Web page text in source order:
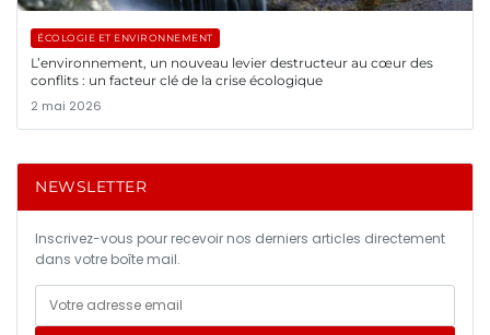
ÉCOLOGIE ET ENVIRONNEMENT
L’environnement, un nouveau levier destructeur au cœur des
conflits : un facteur clé de la crise écologique
2 mai 2026
NEWSLETTER
Inscrivez-vous pour recevoir nos derniers articles directement
dans votre boîte mail.